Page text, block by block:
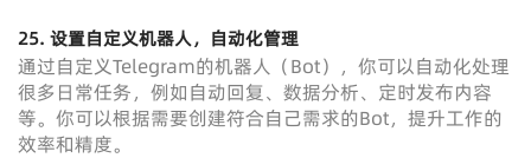
25. 设置自定义机器人，自动化管理
通过自定义Telegram的机器人（Bot），你可以自动化处理
很多日常任务，例如自动回复、数据分析、定时发布内容
等。你可以根据需要创建符合自己需求的Bot，提升工作的
效率和精度。